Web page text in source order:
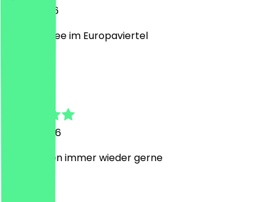
31. Juli 2026
Beste Kaffee im Europaviertel
14. Mai 2026
Super laden immer wieder gerne